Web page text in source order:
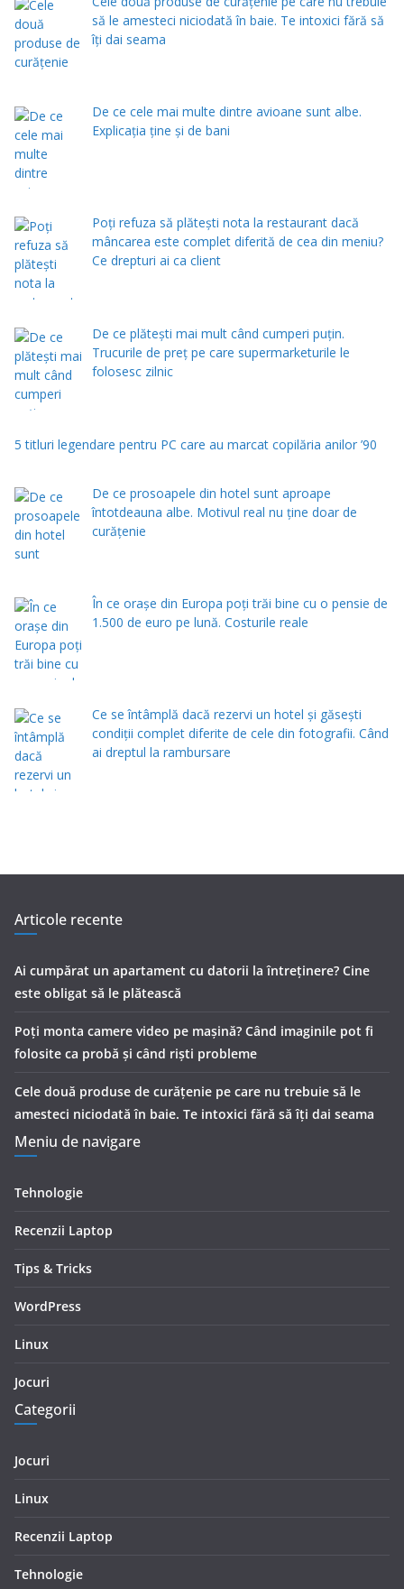
să le amesteci niciodată în baie. Te intoxici fără să
îţi dai seama
De ce cele mai multe dintre avioane sunt albe.
Explicația ține și de bani
Poți refuza să plătești nota la restaurant dacă
mâncarea este complet diferită de cea din meniu?
Ce drepturi ai ca client
De ce plătești mai mult când cumperi puțin.
Trucurile de preț pe care supermarketurile le
folosesc zilnic
5 titluri legendare pentru PC care au marcat copilăria anilor ’90
De ce prosoapele din hotel sunt aproape
întotdeauna albe. Motivul real nu ține doar de
curățenie
În ce orașe din Europa poți trăi bine cu o pensie de
1.500 de euro pe lună. Costurile reale
Ce se întâmplă dacă rezervi un hotel și găsești
condiții complet diferite de cele din fotografii. Când
ai dreptul la rambursare
Articole recente
Ai cumpărat un apartament cu datorii la întreținere? Cine
este obligat să le plătească
Poți monta camere video pe mașină? Când imaginile pot fi
folosite ca probă și când riști probleme
Cele două produse de curăţenie pe care nu trebuie să le
amesteci niciodată în baie. Te intoxici fără să îţi dai seama
Meniu de navigare
Tehnologie
Recenzii Laptop
Tips & Tricks
WordPress
Linux
Jocuri
Categorii
Jocuri
Linux
Recenzii Laptop
Tehnologie